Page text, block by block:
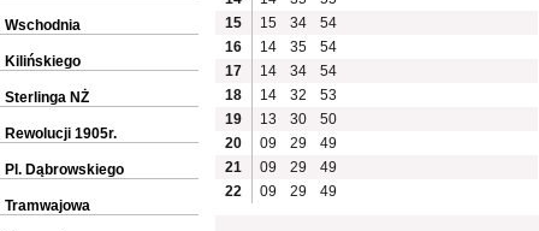
15
15 34
54
16
14 35
54
17
14 34
54
18
14 32
53
19
13 30
50
20
09 29
49
21
09 29
49
22
09 29 49
Wschodnia
Kilińskiego
Sterlinga NŻ
Rewolucji 1905r.
Pl. Dąbrowskiego
Tramwajowa